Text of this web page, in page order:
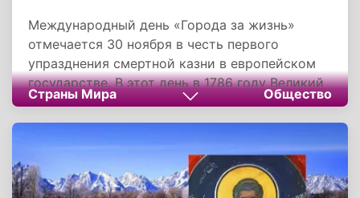
Международный день «Города за жизнь»
отмечается 30 ноября в честь первого
упразднения смертной казни в европейском
государстве. В этот день в 1786 году Великий
герцог Тосканы Леопольд II издал указ,
отменяющий смертную казнь в Великом
герцогстве Тосканском.
Страны Мира Общество